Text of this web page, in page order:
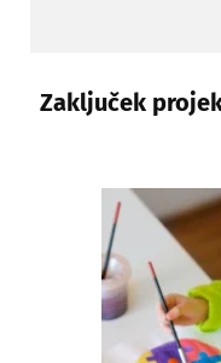
Zaključek